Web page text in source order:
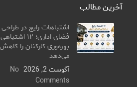
آخرین مطالب
اشتباهات رایج در طراحی
فضای اداری؛ ۱۲
بهره‌وری کارکنان را کاهش
می‌دهد
آگوست 2, 2026
No
Comments